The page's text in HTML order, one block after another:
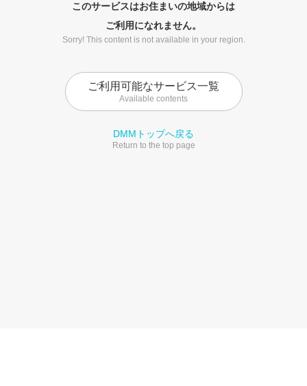
このサービスはお住まいの地域からは
ご利用になれません。
Sorry! This content is not available in your region.
ご利用可能なサービス一覧
Available contents
DMMトップへ戻る
Return to the top page